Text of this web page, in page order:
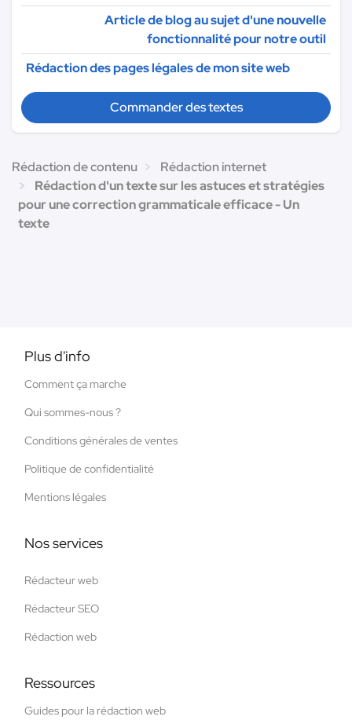
Article de blog au sujet d'une nouvelle
fonctionnalité pour notre outil
Rédaction des pages légales de mon site web
Commander des textes
Rédaction de contenu
Rédaction internet
Rédaction d'un texte sur les astuces et stratégies
pour une correction grammaticale efficace - Un
texte
Plus d'info
Comment ça marche
Qui sommes-nous ?
Conditions générales de ventes
Politique de confidentialité
Mentions légales
Nos services
Rédacteur web
Rédacteur SEO
Rédaction web
Ressources
Guides pour la rédaction web